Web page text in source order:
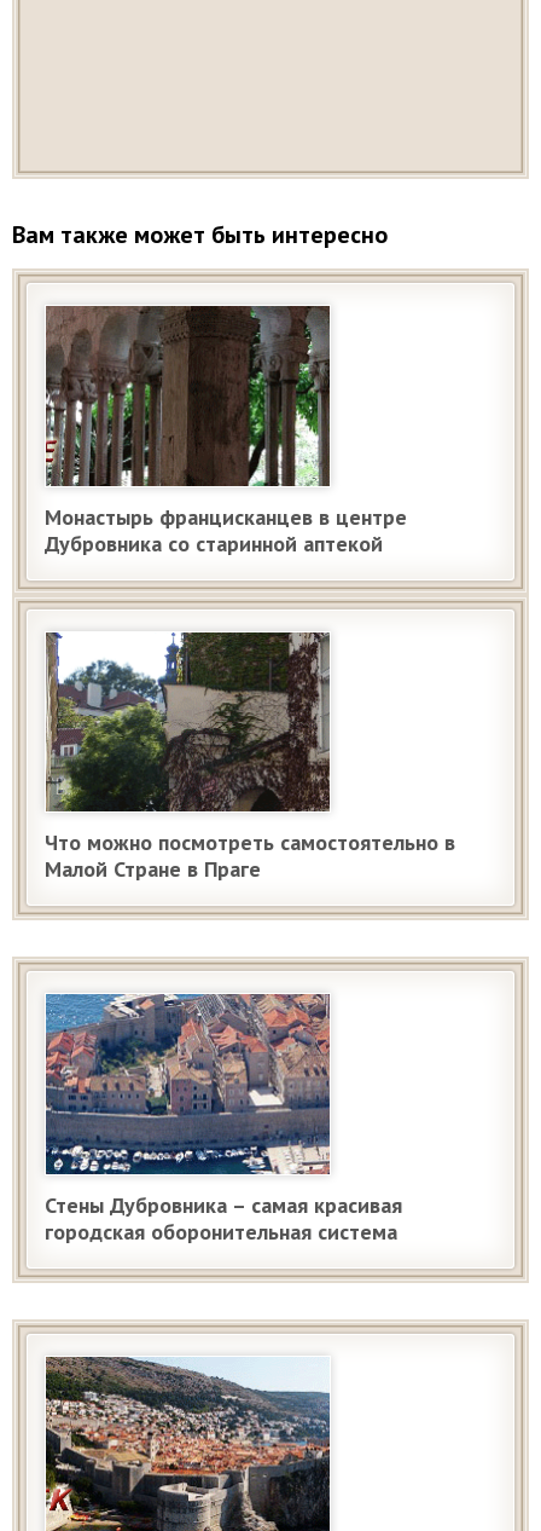
Вам также может быть интересно
Монастырь францисканцев в центре
Дубровника со старинной аптекой
Что можно посмотреть самостоятельно в
Малой Стране в Праге
Стены Дубровника – самая красивая
городская оборонительная система